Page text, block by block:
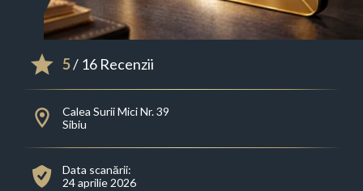
5/ 16 Recenzii
Calea Surii Mici Nr. 39
Sibiu
Data scanării:
24 aprilie 2026